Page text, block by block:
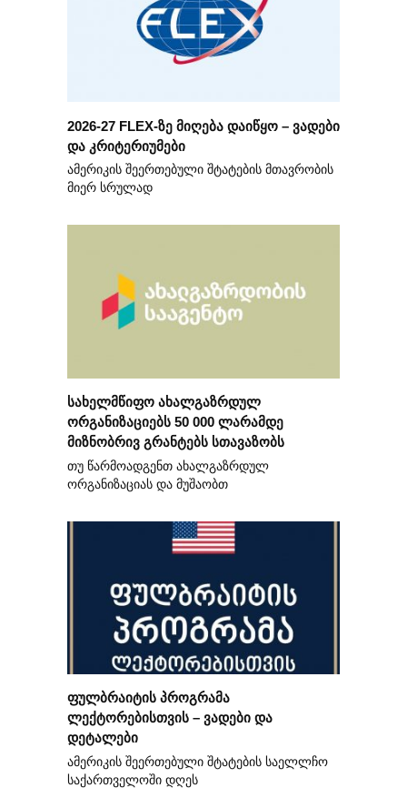
2026-27 FLEX-ზე მიღება დაიწყო – ვადები
და კრიტერიუმები
ამერიკის შეერთებული შტატების მთავრობის
მიერ სრულად
სახელმწიფო ახალგაზრდულ
ორგანიზაციებს 50 000 ლარამდე
მიზნობრივ გრანტებს სთავაზობს
თუ წარმოადგენთ ახალგაზრდულ
ორგანიზაციას და მუშაობთ
ფულბრაიტის პროგრამა
ლექტორებისთვის – ვადები და
დეტალები
ამერიკის შეერთებული შტატების საელლჩო
საქართველოში დღეს